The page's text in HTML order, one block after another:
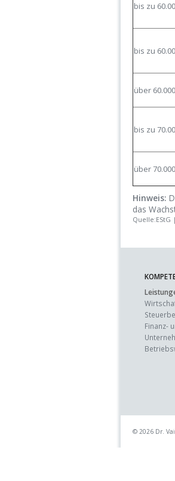
bis zu
bis zu
über
bis zu
über
Hinweis:
das
Quelle:EStG
Finanz-
© 2026 Dr.